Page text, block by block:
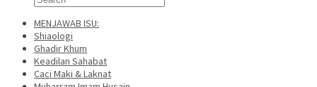
MENJAWAB ISU:
Shiaologi
Ghadir Khum
Keadilan Sahabat
Caci Maki & Laknat